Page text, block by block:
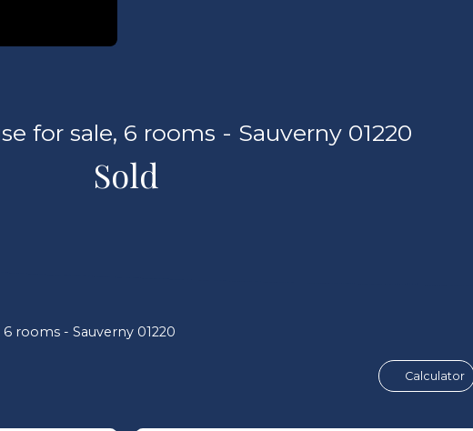
for sale, 6 rooms - Sauverny 01220
Sold
rooms - Sauverny 01220
Calculator